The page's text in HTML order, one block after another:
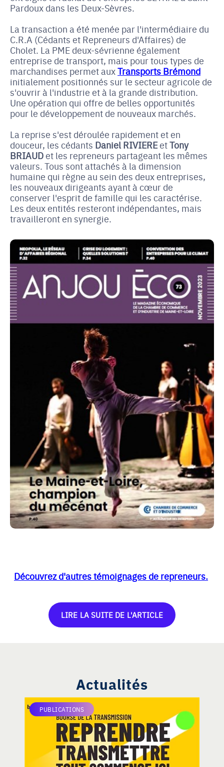
Pardoux dans les Deux-Sèvres.
La transaction a été menée par l'intermédiaire du
C.R.A (Cédants et Repreneurs d'Affaires) de
Cholet. La PME deux-sévrienne également
entreprise de transport, mais pour tous types de
marchandises permet auxTransports Brémond
initialement positionnés sur le secteur agricole de
s'ouvrir à l'industrie et à la grande distribution.
Une opération qui offre de belles opportunités
pour le développement de nouveaux marchés.
La reprise s'est déroulée rapidement et en
douceur, les cédants Daniel RIVIEREetTony
BRIAUDet les repreneurs partageant les mêmes
valeurs. Tous sont attachés à la dimension
humaine qui règne au sein des deux entreprises,
les nouveaux dirigeants ayant à cœur de
conserver l'esprit de famille qui les caractérise.
Les deux entités resteront indépendantes, mais
travailleront en synergie.
Découvrez d'autres témoignages de repreneurs.
LIRE LA SUITE DE L'ARTICLE
Actualités
PUBLICATIONS